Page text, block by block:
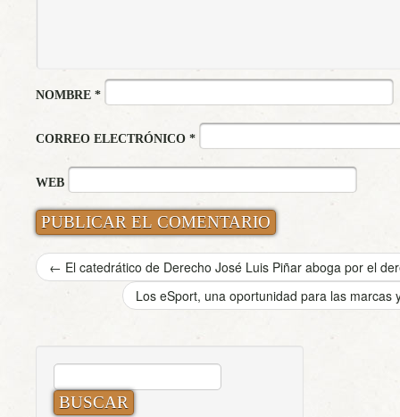
NOMBRE *
CORREO ELECTRÓNICO *
WEB
← El catedrático de Derecho José Luis Piñar aboga por el
Los eSport, una oportunidad para las
BUSCAR: